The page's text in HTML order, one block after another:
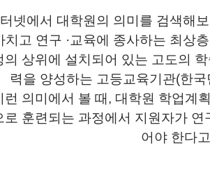
넷에서 대학원의 의미를 검색해보
치고 연구 · 교육에 종사하는 최상
의 상위에 설치되어 있는 고도의
력을 양성하는 고등교육기관(한국
런 의미에서 볼 때 , 대학원 학업계
로 훈련되는 과정에서 지원자가 연
어야 한다